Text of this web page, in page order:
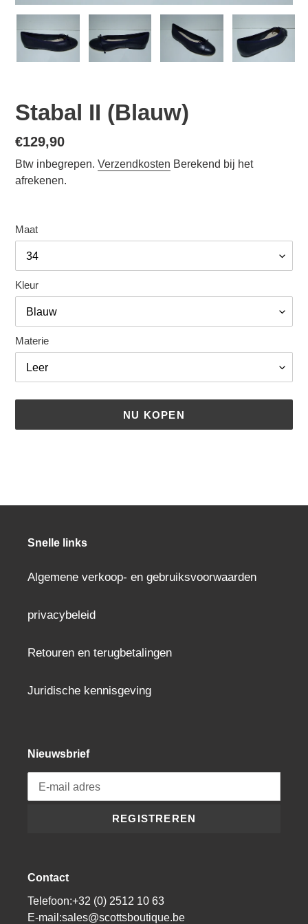
Stabal II (Blauw)
Normale
prijs
€129,90
Btw inbegrepen. Verzendkosten Berekend bij het
afrekenen.
Maat
Kleur
Materie
NU KOPEN
Snelle links
Algemene verkoop- en gebruiksvoorwaarden
privacybeleid
Retouren en terugbetalingen
Juridische kennisgeving
Nieuwsbrief
REGISTREREN
Contact
Telefoon:+32 (0) 2512 10 63
E-mail:sales@scottsboutique.be